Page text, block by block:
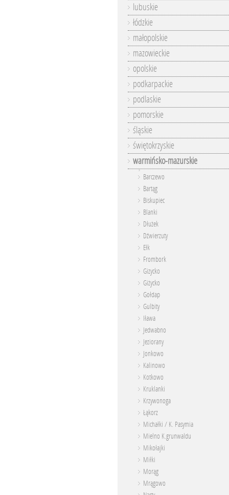
lubuskie
łódzkie
małopolskie
mazowieckie
opolskie
podkarpackie
podlaskie
pomorskie
śląskie
świętokrzyskie
warmińsko-mazurskie
Barczewo
Bartąg
Biskupiec
Blanki
Dłużek
Dźwierzuty
Ełk
Frombork
Gizycko
Giżycko
Gołdap
Gulbity
Iława
Jedwabno
Jeziorany
Jonkowo
Kalinowo
Kotkowo
Kruklanki
Krzywonoga
Łąkorz
Michałki / K. Pasymia
Mielno K.grunwaldu
Mikołajki
Miłki
Morąg
Mrągowo